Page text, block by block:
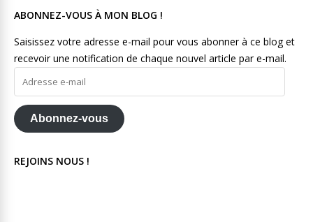
ABONNEZ-VOUS À MON BLOG !
Saisissez votre adresse e-mail pour vous abonner à ce blog et
recevoir une notification de chaque nouvel article par e-mail.
mail
Abonnez-vous
REJOINS NOUS !